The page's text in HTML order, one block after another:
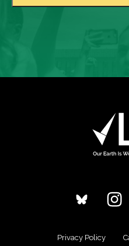
Privacy Policy